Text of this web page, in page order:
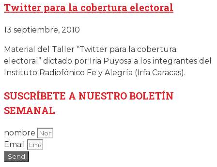
Twitter para la cobertura electoral
13 septiembre, 2010
Material del Taller “Twitter para la cobertura
electoral” dictado por Iria Puyosa a los integrantes del
Instituto Radiofónico Fe y Alegría (Irfa Caracas).
SUSCRÍBETE A NUESTRO BOLETÍN
SEMANAL
nombre
Email
Send